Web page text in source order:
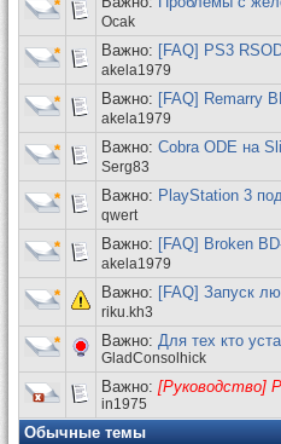
Ocak
Важно: [FAQ] PS3
akela1979
Важно: [FAQ] Remarry
akela1979
Важно: Cobra ODE на
Serg83
Важно: PlayStation 3
qwert
Важно: [FAQ] Broken
akela1979
Важно: [FAQ] Запуск
riku.kh3
Важно: Для тех кто
GladConsolhick
Важно: [Руководство]
in1975
Обычные темы